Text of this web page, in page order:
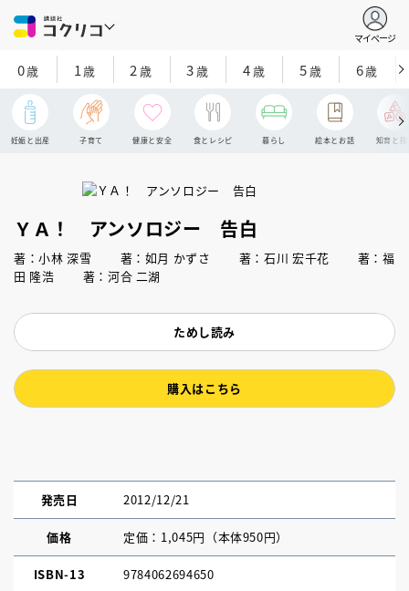
マイページ
0歳 1歳 2 歳 3歳 4歳 5歳 6歳
妊娠と出産 子育て 健康と安全 食とレシピ 暮らし 絵本とお話 知育と探
ＹＡ！ アンソロジー 告白
著：小林 深雪 著：如月 かずさ 著：石川 宏千花 著：福
田 隆浩 著：河合 二湖
ためし読み
購入はこちら
発売日 2012/12/21
価格 定価：1,045円（本体950円）
ISBN-13 9784062694650